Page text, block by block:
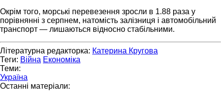
Окрім того, морські перевезення зросли в 1.88 раза у
порівнянні з серпнем, натомість залізниця і автомобільний
транспорт — лишаються відносно стабільними.
Літературна редакторка: Катерина Кругова
Теги: Війна Економіка
Теми:
Україна
Останні матеріали: